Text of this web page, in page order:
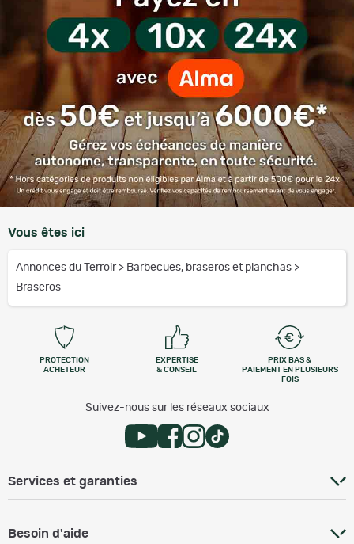
Vous êtes ici
Annonces du Terroir > Barbecues, braseros et planchas >
Braseros
PROTECTION
ACHETEUR
EXPERTISE
& CONSEIL
PRIX BAS &
PAIEMENT EN PLUSIEURS
FOIS
Suivez-nous sur les réseaux sociaux
Services et garanties
Besoin d'aide